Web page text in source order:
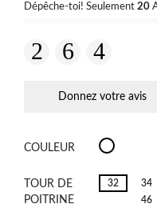
Dépêche-toi! Seulement 20
Donnez votre avis
COULEUR
Salerno
TOUR DE
POITRINE
32 34
46